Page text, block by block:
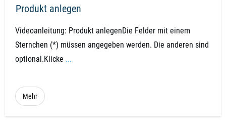
Produkt anlegen
Videoanleitung: Produkt anlegenDie Felder mit einem
Sternchen (*) müssen angegeben werden. Die anderen sind
optional.Klicke ...
Mehr